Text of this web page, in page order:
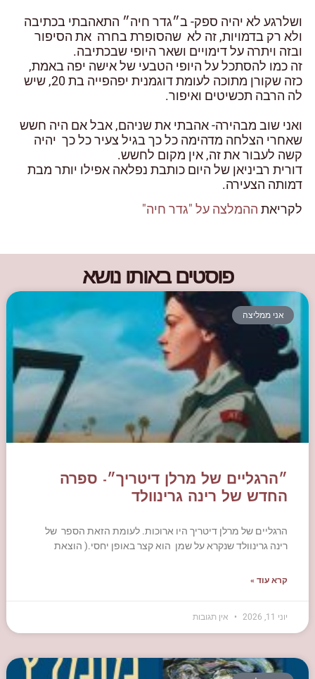
ושלרגע לא יהיה ספק- ב״גדר חיה״ התאהבתי בכתיבה
ולא רק בדמויות, זה לא שהסופרת בחרה את הסיפור
ובזה ויתרה על דימויים ושאר היופי שבכתיבה.
זה כמו להסתכל על היופי הטבעי של אישה יפה באמת,
כזה שקורן מתוכה לעומת דוגמנית יפהפייה בת 20, שיש
לה הרבה תכשיטים ואיפור.
ואני שוב מבהירה- אהבתי את שניהם, אבל אם היה חשש
שאחרי הצלחה מדהימה כל כך בגיל צעיר כל כך יהיה
קשה לעבור את זה, אין מקום לחשש.
דורית רביניאן של היום כותבת נפלאה אפילו יותר מבת
דמותה הצעירה.
לקריאת ההמלצה על "גדר חיה"
פוסטים באותו נושא
אני ממליצה
״הרגליים של מרלן דיטריך״- ספרה
החדש של רינה גרינוולד
הרגליים של מרלן דיטריך היו ארוכות. לעומת הזאת הספר של
רינה גרינוולד שנקרא על שמן הוא קצר באופן יחסי.( הוצאת
קרא עוד »
יוני 11, 2026 אין תגובות